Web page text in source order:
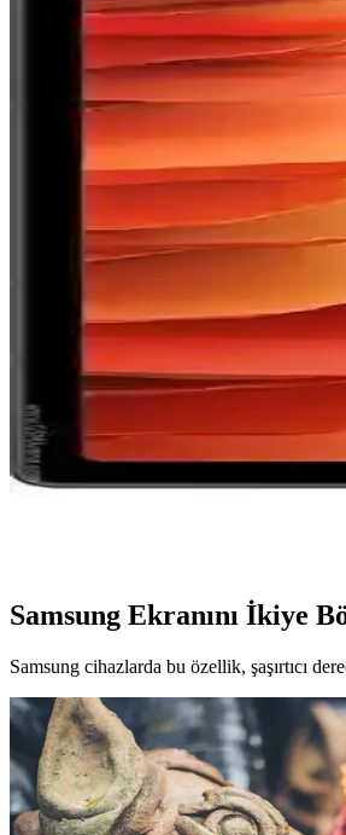
Samsung Galaxy S26 Ultra'nın gizlilik
Samsung Galaxy S22 Serisinde
Samsung Galaxy S22 serisinde anakart
tetikliyor olabilir.
Samsung Galaxy Watch İçin
MobaxAksesuar metal kordonlar, Samsung
Samsung Galaxy Tab S10+
Samsung Galaxy Tab S10+ 12GB RAM
Samsung Galaxy Z TriFold
Samsung, yenilikçi Galaxy Z TriFold
Samsung Galaxy Tab A7 10.4
Samsung Ekranını İkiye
Samsung cihazlarda bu özellik, şaşırtıcı